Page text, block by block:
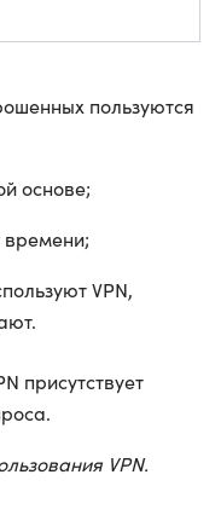
пользуются
основе;
времени;
VPN,
присутствует
VPN.